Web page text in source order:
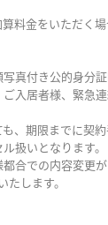
料金をいただく場
真付き公的身分証
ご入居者様、緊急
も、期限までに契
扱いとなります。
都合での内容変更
します。